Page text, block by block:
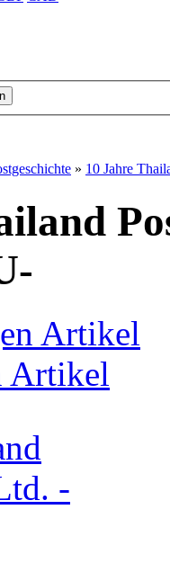
» 10 Jahre
Artikel
Artikel